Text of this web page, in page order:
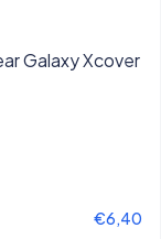
Galaxy Xcover
€6,40